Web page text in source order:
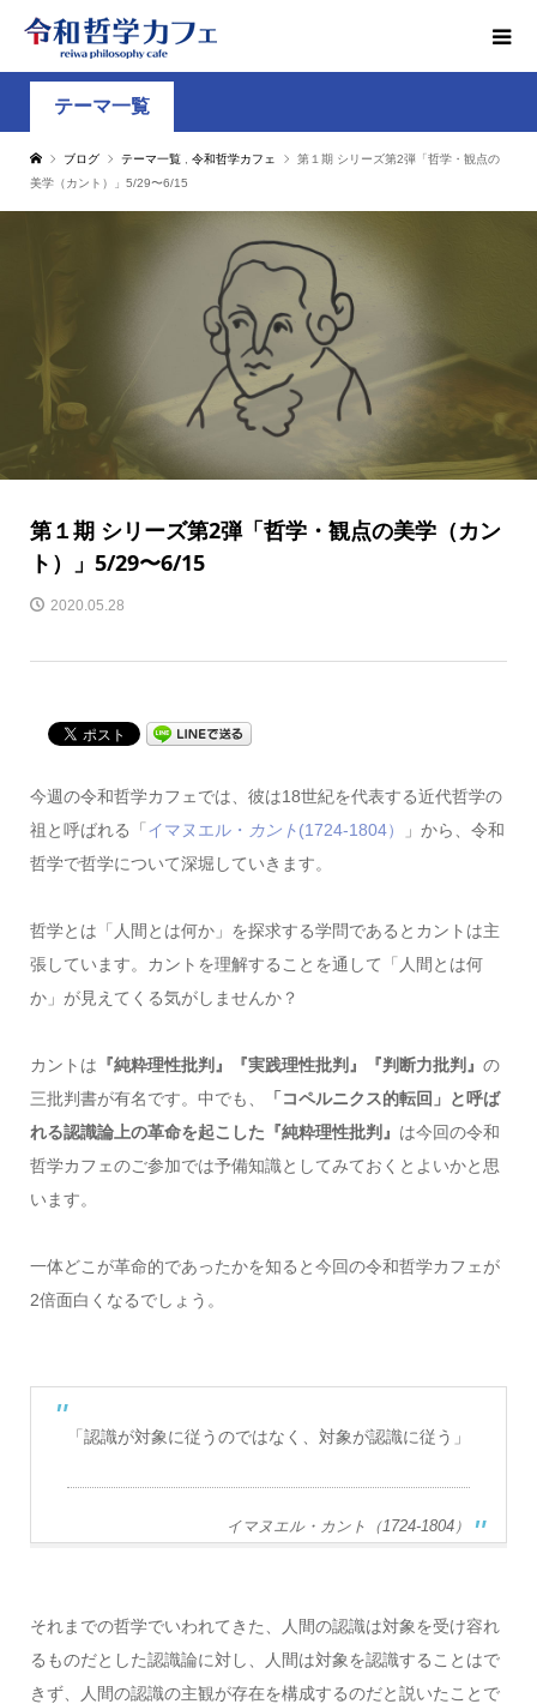
テーマ一覧
ブログ テーマ一覧 令和哲学カフェ
第１期 シリーズ第2弾「哲学・観点の
美学（カント）」5/29〜6/15
第１期 シリーズ第2弾「哲学・観点の美学（カン
ト）」5/29〜6/15
2020.05.28
今週の令和哲学カフェでは、彼は18世紀を代表する近代哲学の
祖と呼ばれる「 イマヌエル・ カント(1724-1804）
」から、令和
哲学で哲学について深堀していきます。
哲学とは「人間とは何か」を探求する学問であるとカントは主
張しています。カントを理解することを通して「人間とは何
か」が見えてくる気がしませんか？
カントは 『純粋理性批判』『実践理性批判』『判断力批判』 の
三批判書が有名です。中でも、
「コペルニクス的転回」と呼ば
れる認識論上の革命を起こした『純粋理性批判』 は今回の令和
哲学カフェのご参加では予備知識としてみておくとよいかと思
います。
一体どこが革命的であったかを知ると今回の令和哲学カフェが
2倍面白くなるでしょう。
「認識が対象に従うのではなく、対象が認識に従う」
イマヌエル・カント（1724-1804）
それまでの哲学でいわれてきた、人間の認識は対象を受け容れ
るものだとした認識論に対し、人間は対象を認識することはで
きず、人間の認識の主観が存在を構成するのだと説いたことで